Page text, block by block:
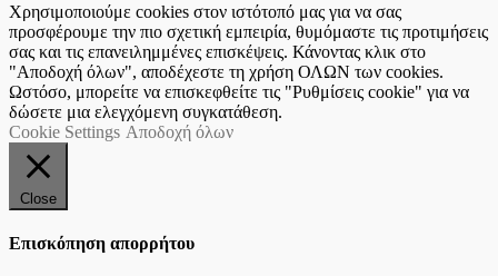
Χρησιμοποιούμε cookies στον ιστότοπό μας για να σας
προσφέρουμε την πιο σχετική εμπειρία, θυμόμαστε τις προτιμήσεις
σας και τις επανειλημμένες επισκέψεις. Κάνοντας κλικ στο
"Αποδοχή όλων", αποδέχεστε τη χρήση ΟΛΩΝ των cookies.
Ωστόσο, μπορείτε να επισκεφθείτε τις "Ρυθμίσεις cookie" για να
δώσετε μια ελεγχόμενη συγκατάθεση.
Cookie Settings Αποδοχή όλων
Close
Επισκόπηση απορρήτου